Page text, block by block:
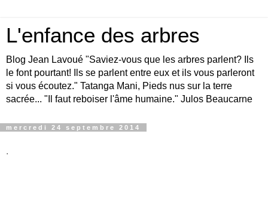
L'enfance des arbres
Blog Jean Lavoué "Saviez-vous que les arbres parlent? Ils
le font pourtant! Ils se parlent entre eux et ils vous parleront
si vous écoutez." Tatanga Mani, Pieds nus sur la terre
sacrée... "Il faut reboiser l'âme humaine." Julos Beaucarne
mercredi 24 septembre 2014
.